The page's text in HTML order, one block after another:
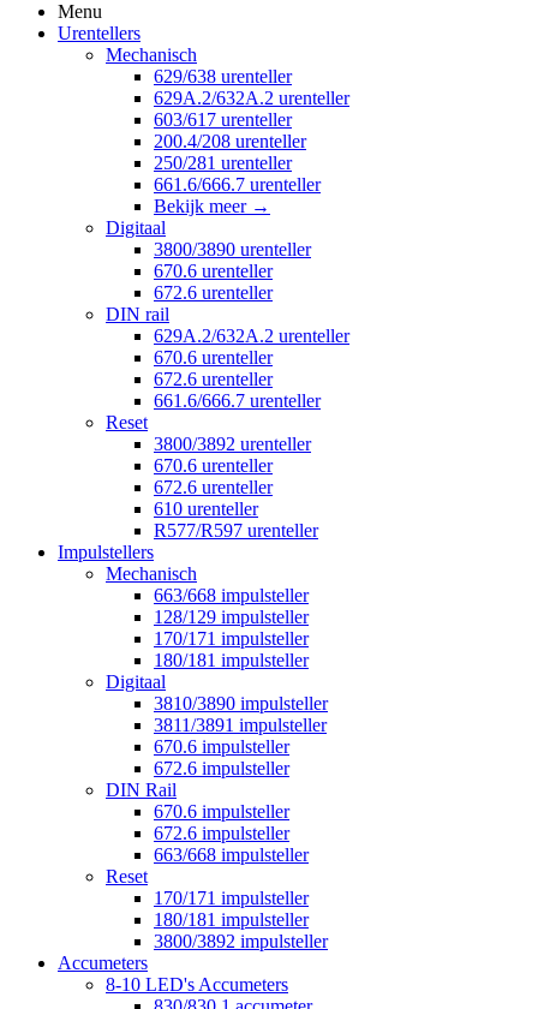
Menu
Urentellers
Mechanisch
629/638 urenteller
629A.2/632A.2 urenteller
603/617 urenteller
200.4/208 urenteller
250/281 urenteller
661.6/666.7 urenteller
Bekijk meer →
Digitaal
3800/3890 urenteller
670.6 urenteller
672.6 urenteller
DIN rail
629A.2/632A.2 urenteller
670.6 urenteller
672.6 urenteller
661.6/666.7 urenteller
Reset
3800/3892 urenteller
670.6 urenteller
672.6 urenteller
610 urenteller
R577/R597 urenteller
Impulstellers
Mechanisch
663/668 impulsteller
128/129 impulsteller
170/171 impulsteller
180/181 impulsteller
Digitaal
3810/3890 impulsteller
3811/3891 impulsteller
670.6 impulsteller
672.6 impulsteller
DIN Rail
670.6 impulsteller
672.6 impulsteller
663/668 impulsteller
Reset
170/171 impulsteller
180/181 impulsteller
3800/3892 impulsteller
Accumeters
8-10 LED's Accumeters